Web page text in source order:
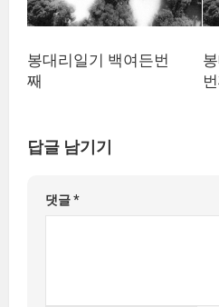
봉대리일기 백여든번
째
답글 남기기
댓글*